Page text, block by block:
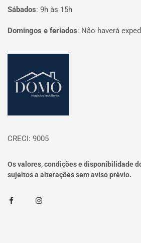
Sábados: 9h às 15h
Domingos e feriados: Não haverá
CRECI: 9005
Os valores, condições e disponibilidade
sujeitos a alterações sem aviso prévio.
FacebookInstagram